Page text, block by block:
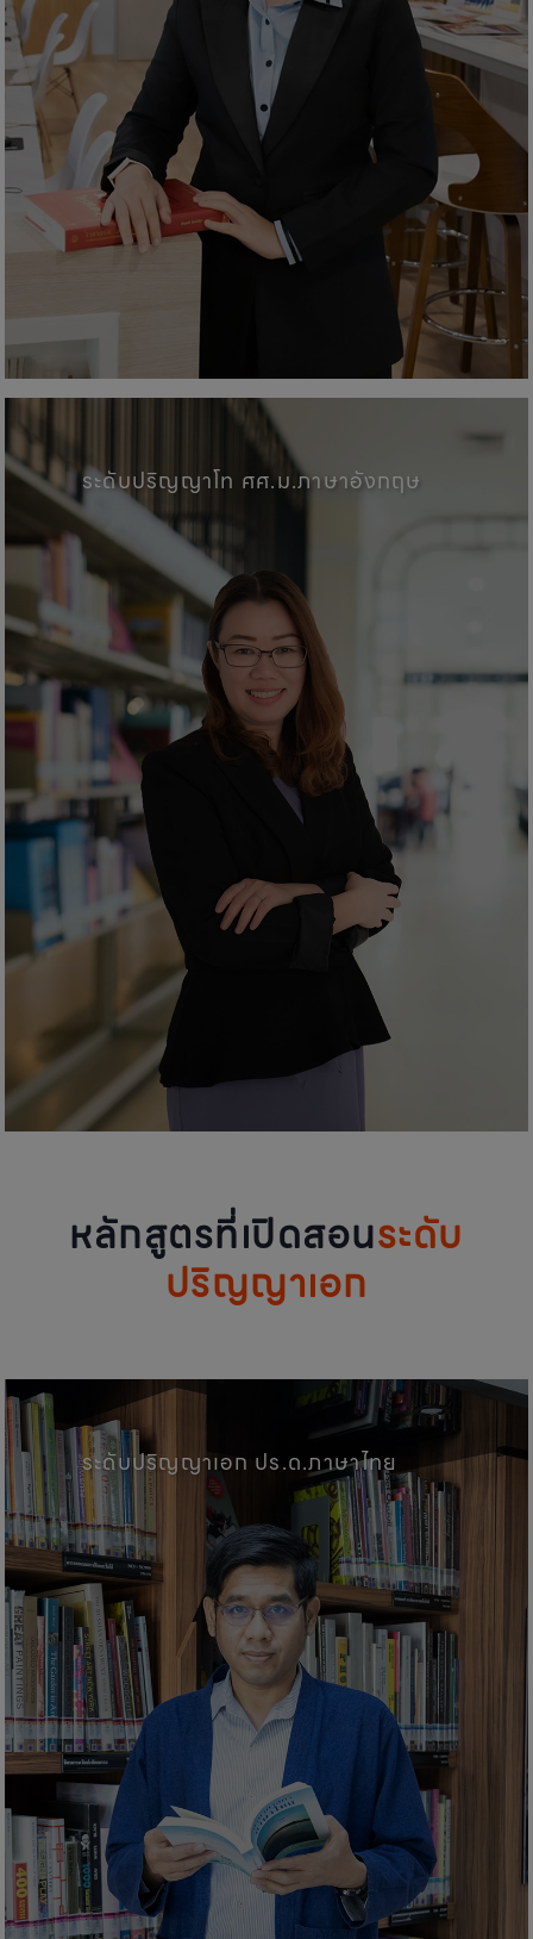
คณะศิลปศาสตร์, มหาวิทยาลัยพะ
ระดับปริญญาโท ศศ.ม.ภาษาอังกฤษ
หลักสูตรที่เปิดสอนระดับ
ปริญญาเอก
คณะศิลปศาสตร์, มหาวิทยาลัยพะ
ระดับปริญญาเอก ปร.ด.ภาษาไทย